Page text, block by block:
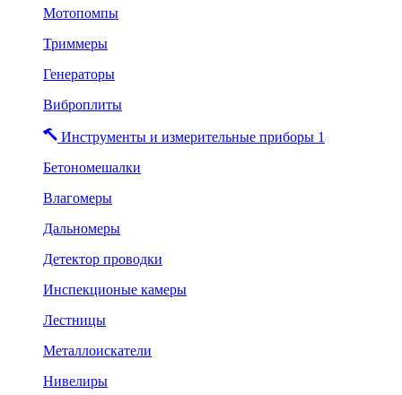
Мотопомпы
Триммеры
Генераторы
Виброплиты
Инструменты и измерительные приборы 1
Бетономешалки
Влагомеры
Дальномеры
Детектор проводки
Инспекционые камеры
Лестницы
Металлоискатели
Нивелиры